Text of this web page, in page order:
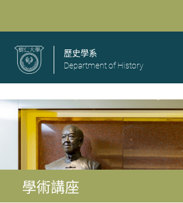
歷史學系
Department of History
學術講座